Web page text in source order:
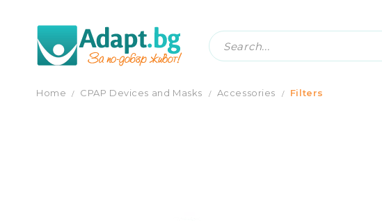
STANDARD FILTER FOR S9 AND AIRSENSE 10 CPAP
Home CPAP Devices and Masks Accessories Filters